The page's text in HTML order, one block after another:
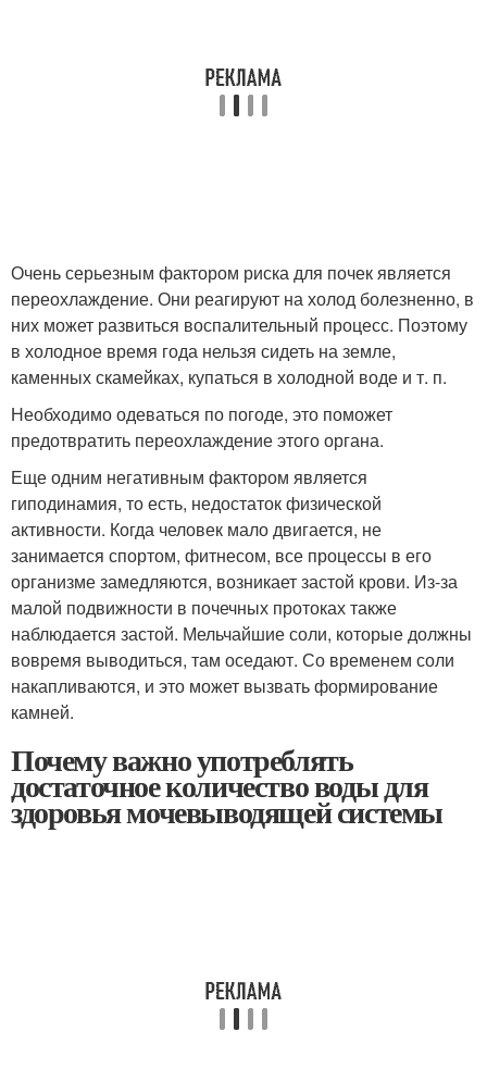
Очень серьезным фактором риска для почек является
переохлаждение. Они реагируют на холод болезненно, в
них может развиться воспалительный процесс. Поэтому
в холодное время года нельзя сидеть на земле,
каменных скамейках, купаться в холодной воде и т. п.
Необходимо одеваться по погоде, это поможет
предотвратить переохлаждение этого органа.
Еще одним негативным фактором является
гиподинамия, то есть, недостаток физической
активности. Когда человек мало двигается, не
занимается спортом, фитнесом, все процессы в его
организме замедляются, возникает застой крови. Из-за
малой подвижности в почечных протоках также
наблюдается застой. Мельчайшие соли, которые должны
вовремя выводиться, там оседают. Со временем соли
накапливаются, и это может вызвать формирование
камней.
Почему важно употреблять
достаточное количество воды для
здоровья мочевыводящей системы